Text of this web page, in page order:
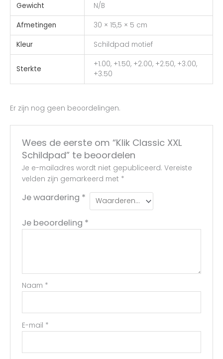
Gewicht N/B
Afmetingen 30 × 15,5 × 5 cm
Kleur Schildpad motief
Sterkte
+1.00, +1.50, +2.00, +2.50, +3.00,
+3.50
Er zijn nog geen beoordelingen.
Wees de eerste om “Klik Classic XXL
Schildpad” te beoordelen
Je e-mailadres wordt niet gepubliceerd. Vereiste
velden zijn gemarkeerd met *
Je waardering *
Je beoordeling *
Naam *
E-mail *